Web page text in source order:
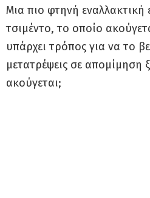
Μια πιο φτηνή
τσιμέντο, το οποίο
υπάρχει τρόπος για να το
μετατρέψεις σε απομίμηση
ακούγεται;